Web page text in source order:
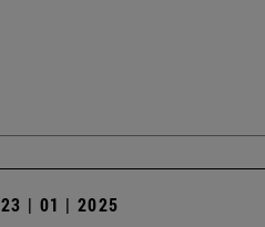
23 | 01 | 2025